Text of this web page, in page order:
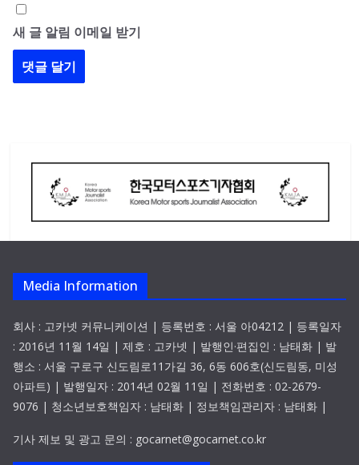
새 글 알림 이메일 받기
Media Information
회사 : 고카넷 커뮤니케이션 | 등록번호 : 서울 아04212 | 등록일자
: 2016년 11월 14일 | 제호 : 고카넷 | 발행인·편집인 : 남태화 | 발
행소 : 서울 구로구 신도림로11가길 36, 6동 606호(신도림동, 미성
아파트) | 발행일자 : 2014년 02월 11일 | 전화번호 : 02-2679-
9076 | 청소년보호책임자 : 남태화 | 정보책임관리자 : 남태화 |
기사 제보 및 광고 문의 : gocarnet@gocarnet.co.kr